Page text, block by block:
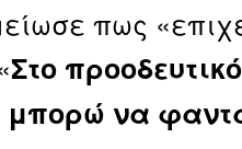
πως
Στο
μπορώ να